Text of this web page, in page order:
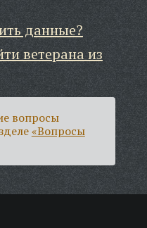
данные?
ветерана из
вопросы
«Вопросы